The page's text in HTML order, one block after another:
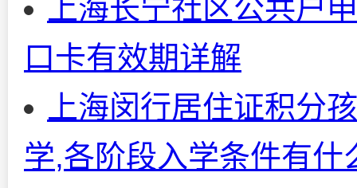
上海长宁社区公共户
口卡有效期详解
上海闵行居住证积分
学,各阶段入学条件有什